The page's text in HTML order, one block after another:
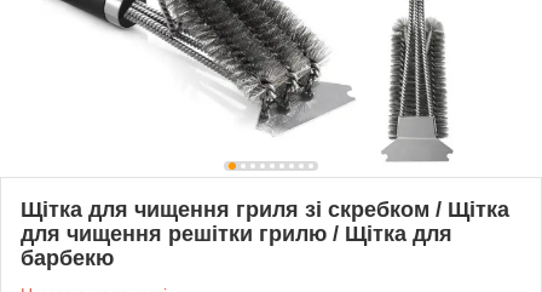
Щітка для чищення гриля зі скребком / Щітка
для чищення решітки грилю / Щітка для
барбекю